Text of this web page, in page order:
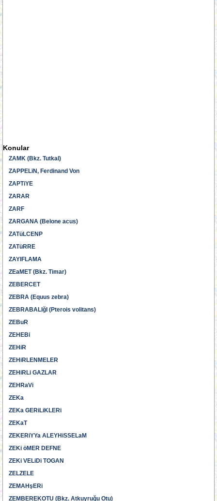
Konular
ZAMK (Bkz. Tutkal)
ZAPPELiN, Ferdinand Von
ZAPTiYE
ZARAR
ZARF
ZARGANA (Belone acus)
ZATüLCENP
ZATüRRE
ZAYIFLAMA
ZEaMET (Bkz. Timar)
ZEBERCET
ZEBRA (Equus zebra)
ZEBRABALIğI (Pterois volitans)
ZEBuR
ZEHEBi
ZEHiR
ZEHiRLENMELER
ZEHiRLi GAZLAR
ZEHRaVi
ZEKa
ZEKa GERiLiKLERi
ZEKaT
ZEKERiYYa ALEYHiSSELaM
ZEKi öMER DEFNE
ZEKi VELiDi TOGAN
ZELZELE
ZEMAHşERi
ZEMBEREKOTU (Bkz. Atkuyruğu Otu)